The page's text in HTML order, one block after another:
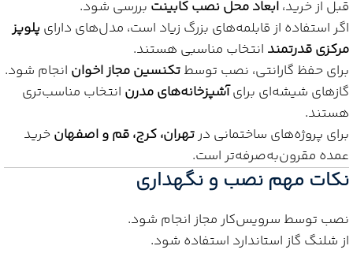
قبل از خرید،ابعاد محل نصب کابینت بررسی شود.
اگر استفاده از قابلمه‌های بزرگ زیاد است، مدل‌های دارای پلوپز
مرکزی قدرتمند انتخاب مناسبی هستند.
برای حفظ گارانتی، نصب توسطتکنسین مجاز اخوان انجام شود.
گازهای شیشه‌ای برایآشپزخانه‌های مدرن انتخاب مناسب‌تری
هستند.
برای پروژه‌های ساختمانی درتهران، کرج، قم و اصفهانخرید
عمده مقرون‌به‌صرفه‌تر است.
نکات مهم نصب و نگهداری
نصب توسط سرویس‌کار مجاز انجام شود.
از شلنگ گاز استاندارد استفاده شود.